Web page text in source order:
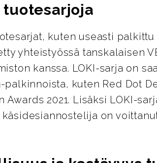
kuten useasti palkittu
yhteistyössä tanskalaisen
kanssa. LOKI-sarja on
kuten Red Dot
Awards 2021. Lisäksi LOKI-
on